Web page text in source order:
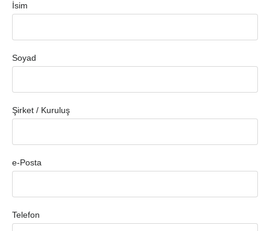
İsim
Soyad
Şirket / Kuruluş
e-Posta
Telefon